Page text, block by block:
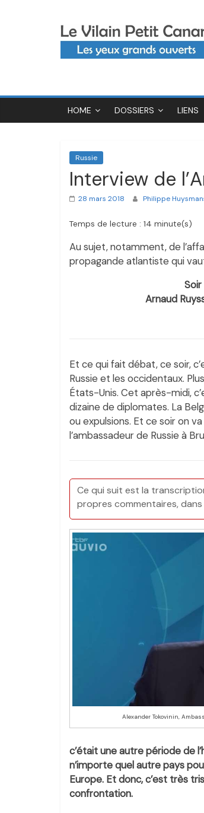
Le
Vilain
Petit
Canard
HOME DOSSIERS LIENS
Russie
Interview de
28 mars 2018 Philippe
Temps de lecture : 14 minute(s)
Au sujet, notamment, de
propagande atlantiste qui
Arnaud
Et ce qui fait débat, ce soir,
Russie et les occidentaux.
États-Unis. Cet après-midi,
dizaine de diplomates. La
ou expulsions. Et ce soir on
l’ambassadeur de Russie à
Ce qui suit est la
propres commentaires,
Alexander Tokovinin,
c’était une autre période de
n’importe quel autre pays
Europe. Et donc, c’est très
confrontation.